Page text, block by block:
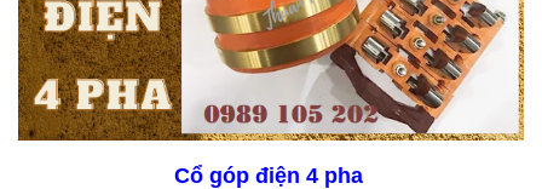
Cổ góp điện 4 pha